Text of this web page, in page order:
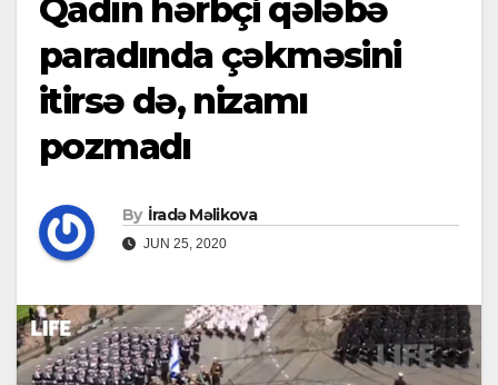
Qadın hərbçi qələbə
paradında çəkməsini
itirsə də, nizamı
pozmadı
By İradə Məlikova
JUN 25, 2020